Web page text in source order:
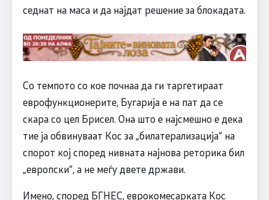
седнат на маса и да најдат решение за блокадата.
Со темпото со кое почнаа да ги таргетираат
еврофункционерите, Бугарија е на пат да се
скара со цел Брисел. Она што е најсмешно е дека
тие ја обвинуваат Кос за „билатерализација“ на
спорот кој според нивната најнова реторика бил
„европски“, а не меѓу двете држави.
Имено, според БГНЕС, еврокомесарката Кос